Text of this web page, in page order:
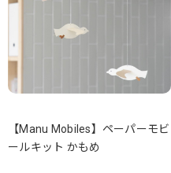
【Manu Mobiles】ペーパーモビ
ールキット かもめ